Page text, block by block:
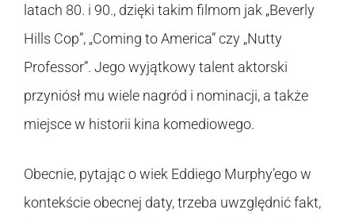
latach 80. i 90., dzięki takim filmom jak „Beverly
Hills Cop”, „Coming to America” czy „Nutty
Professor”. Jego wyjątkowy talent aktorski
przyniósł mu wiele nagród i nominacji, a także
miejsce w historii kina komediowego.
Obecnie, pytając o wiek Eddiego Murphy’ego w
kontekście obecnej daty, trzeba uwzględnić fakt,